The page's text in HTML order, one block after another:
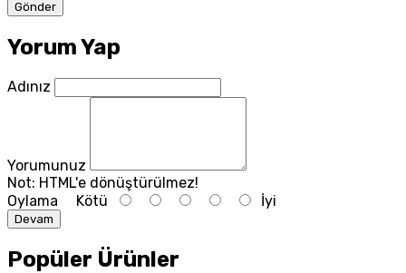
Yorum Yap
Adınız
Yorumunuz
Not: HTML'e dönüştürülmez!
Oylama Kötü İyi
Devam
Popüler Ürünler